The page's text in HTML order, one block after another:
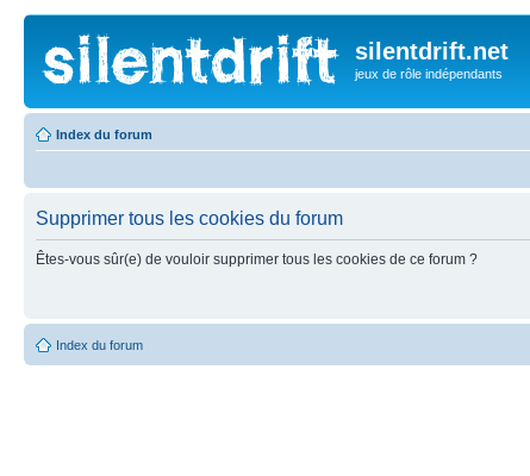
silentdrift.net
jeux de rôle indépendants
Index du forum
Supprimer tous les cookies du forum
Êtes-vous sûr(e) de vouloir supprimer tous les cookies de ce forum ?
Index du forum